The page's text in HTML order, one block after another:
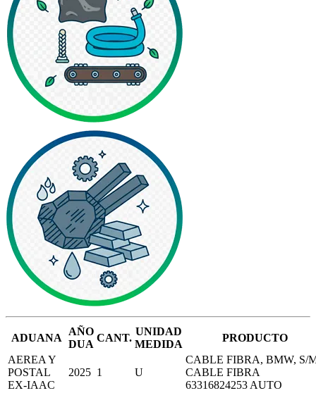
ADUANA
AÑO
DUA
CANT.
UNIDAD
MEDIDA
PRODUCTO
AEREA Y
POSTAL
EX-IAAC
2025 1 U
CABLE FIBRA, BMW, S/
CABLE FIBRA
63316824253 AUTO